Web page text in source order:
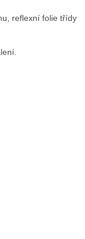
reflexní folie třídy